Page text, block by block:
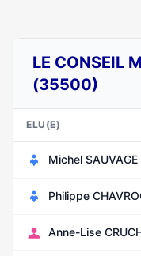
LE CONSEIL
(35500)
ELU(E)
Michel SAUVAGE
Philippe
Anne-Lise